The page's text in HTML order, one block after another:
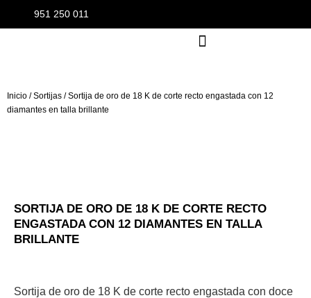
951 250 011
Inicio /Sortijas / Sortija de oro de 18 K de corte recto engastada con 12
diamantes en talla brillante
SORTIJA DE ORO DE 18 K DE CORTE RECTO
ENGASTADA CON 12 DIAMANTES EN TALLA
BRILLANTE
Sortija de oro de 18 K de corte recto engastada con doce